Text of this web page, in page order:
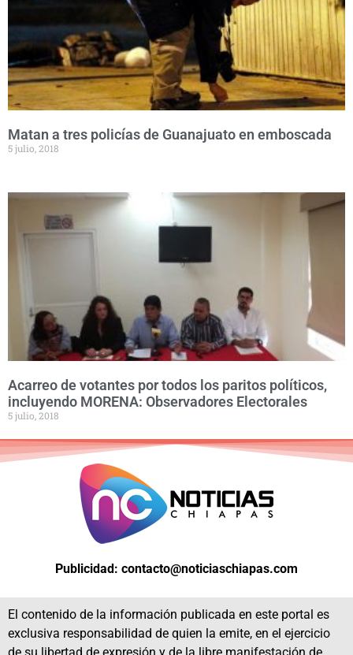
Matan a tres policías de Guanajuato en emboscada
5 julio, 2018
Acarreo de votantes por todos los paritos políticos,
incluyendo MORENA: Observadores Electorales
5 julio, 2018
Publicidad: contacto@noticiaschiapas.com
El contenido de la información publicada en este portal es
exclusiva responsabilidad de quien la emite, en el ejercicio